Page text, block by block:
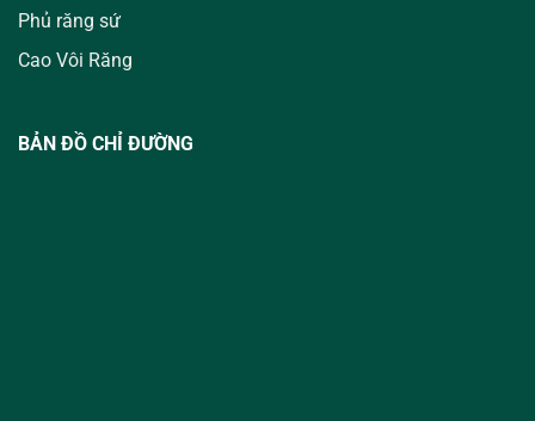
Phủ răng sứ
Cao Vôi Răng
BẢN ĐỒ CHỈ ĐƯỜNG